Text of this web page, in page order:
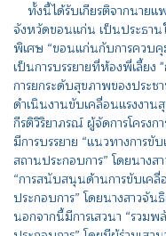
ทั้งนี้ได้รับเกียรติจากนาย
จังหวัดขอนแก่น เป็นประธาน
พิเศษ “ขอนแก่นกับการควบ
เป็นการบรรยายที่ห้องพี่เลี้ย
การยกระดับสุขภาพของประช
ดำเนินงานขับเคลื่อนแรงงา
กีรติวิริยาภรณ์ ผู้จัดการโครง
มีการบรรยาย “แนวทางการ
สถานประกอบการ” โดยนาง
“การสนับสนุนด้านการขับเค
ประกอบการ” โดยนางสาวจัน
นอกจากนี้มีการเสวนา “รวม